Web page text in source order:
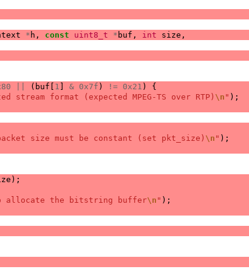
* h , const uint8_t * buf , int size ,
( buf 1 & 0x7f ) != 0x21 )
{
stream format (expected MPEG-TS over RTP) \n " );
packet size must be constant (set pkt_size) \n " );
);
allocate the bitstring buffer\n " );